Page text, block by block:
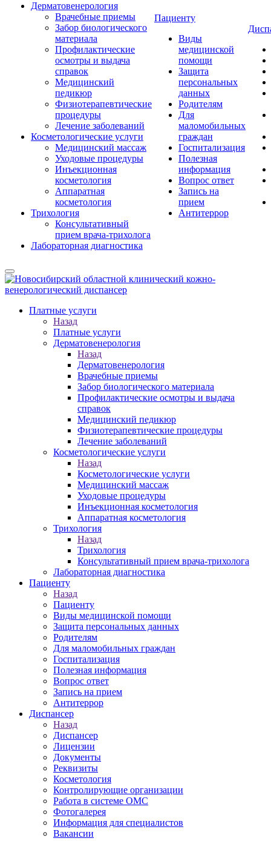
Дерматовенерология
Врачебные приемы
Забор биологического
материала
Профилактические
осмотры и выдача
справок
Медицинский
педикюр
Физиотерапевтические
процедуры
Лечение заболеваний
Косметологические услуги
Медицинский массаж
Уходовые процедуры
Инъекционная
косметология
Аппаратная
косметология
Трихология
Консультативный
прием врача-трихолога
Лабораторная диагностика
Пациенту
Виды
медицинской
помощи
Защита
персональных
данных
Родителям
Для
маломобильных
граждан
Госпитализация
Полезная
информация
Вопрос ответ
Запись на
прием
Антитеррор
Платные услуги
Назад
Платные услуги
Дерматовенерология
Назад
Дерматовенерология
Врачебные приемы
Забор биологического материала
Профилактические осмотры и выдача
справок
Медицинский педикюр
Физиотерапевтические процедуры
Лечение заболеваний
Косметологические услуги
Назад
Косметологические услуги
Медицинский массаж
Уходовые процедуры
Инъекционная косметология
Аппаратная косметология
Трихология
Назад
Трихология
Консультативный прием врача-трихолога
Лабораторная диагностика
Пациенту
Назад
Пациенту
Виды медицинской помощи
Защита персональных данных
Родителям
Для маломобильных граждан
Госпитализация
Полезная информация
Вопрос ответ
Запись на прием
Антитеррор
Диспансер
Назад
Диспансер
Лицензии
Документы
Реквизиты
Косметология
Контролирующие организации
Работа в системе ОМС
Фотогалерея
Информация для специалистов
Вакансии